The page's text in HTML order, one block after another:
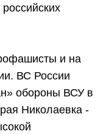
и на
ВС России
обороны ВСУ в
Николаевка -